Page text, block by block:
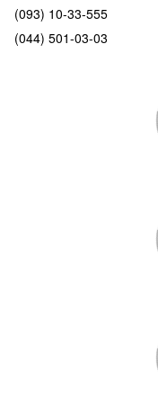
(093) 10-33-555
(044) 501-03-03